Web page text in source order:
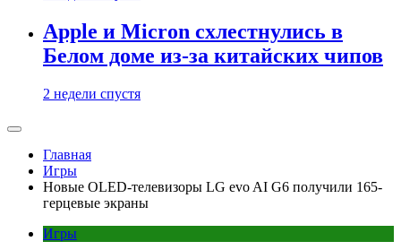
Apple и Micron схлестнулись в
Белом доме из-за китайских чипов
2 недели спустя
Главная
Игры
Новые OLED-телевизоры LG evo AI G6 получили 165-
герцевые экраны
Игры